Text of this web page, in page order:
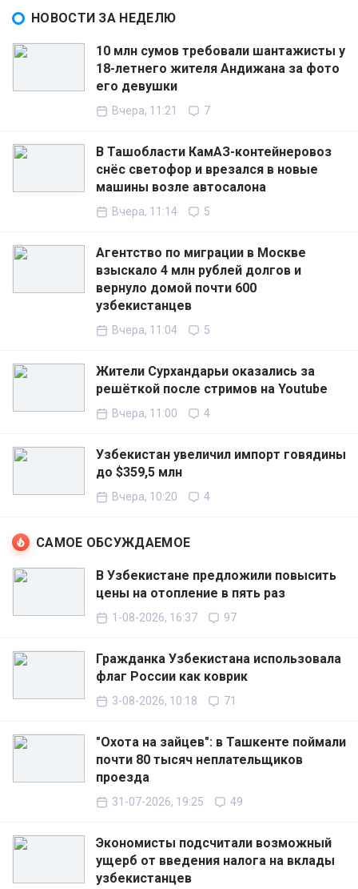
НОВОСТИ ЗА НЕДЕЛЮ
10 млн сумов требовали шантажисты у
18-летнего жителя Андижана за фото
его девушки
Вчера, 11:21 7
В Ташобласти КамАЗ-контейнеровоз
снёс светофор и врезался в новые
машины возле автосалона
Вчера, 11:14 5
Агентство по миграции в Москве
взыскало 4 млн рублей долгов и
вернуло домой почти 600
узбекистанцев
Вчера, 11:04 5
Жители Сурхандарьи оказались за
решёткой после стримов на Youtube
Вчера, 11:00 4
Узбекистан увеличил импорт говядины
до $359,5 млн
Вчера, 10:20 4
САМОЕ ОБСУЖДАЕМОЕ
В Узбекистане предложили повысить
цены на отопление в пять раз
1-08-2026, 16:37 97
Гражданка Узбекистана использовала
флаг России как коврик
3-08-2026, 10:18 71
"Охота на зайцев": в Ташкенте поймали
почти 80 тысяч неплательщиков
проезда
31-07-2026, 19:25 49
Экономисты подсчитали возможный
ущерб от введения налога на вклады
узбекистанцев